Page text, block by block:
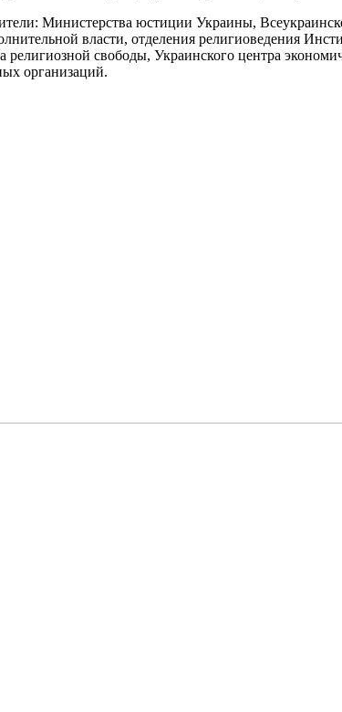
Министерства юстиции Украины,
власти, отделения религиоведения
свободы, Украинского центра
организаций.